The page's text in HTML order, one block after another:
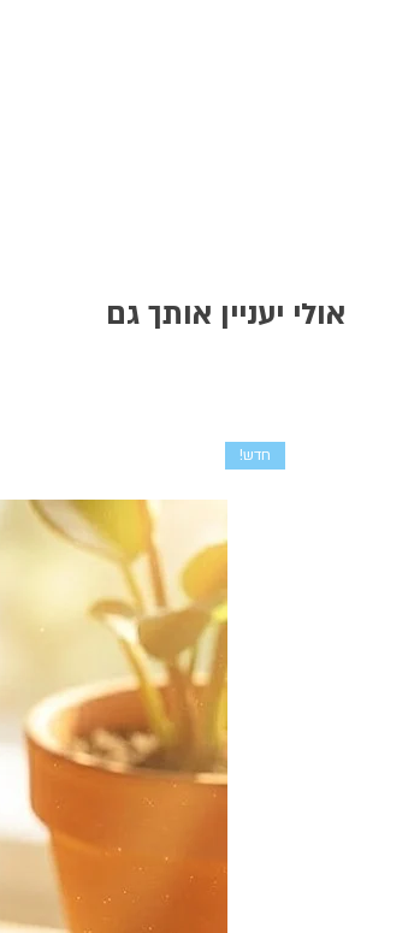
אולי יעניין אותך גם
חדש!